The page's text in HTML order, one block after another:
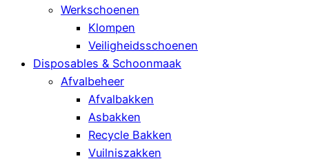
Werkschoenen
Klompen
Veiligheidsschoenen
Disposables & Schoonmaak
Afvalbeheer
Afvalbakken
Asbakken
Recycle Bakken
Vuilniszakken